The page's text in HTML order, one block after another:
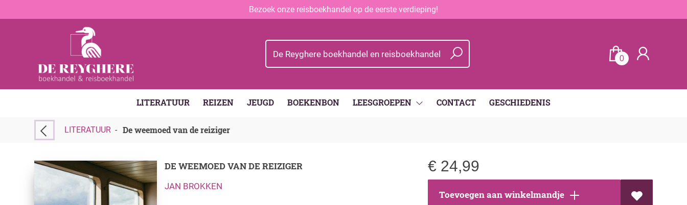
Bezoek onze reisboekhandel op de eerste verdieping!
0
LITERATUUR REIZEN JEUGD BOEKENBON LEESGROEPEN CONTACT GESCHIEDENIS
LITERATUUR - De weemoed van de reiziger
DE WEEMOED VAN DE REIZIGER
JAN BROKKEN
€ 24,99
Toevoegen aan winkelmandje